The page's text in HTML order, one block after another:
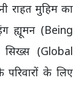
राहत मुहिम का
ह्यूमन (Being
सिख्स (Global
के लिए